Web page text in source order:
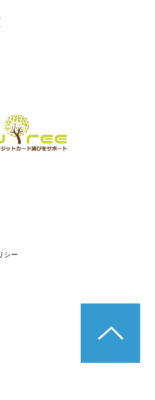
シー